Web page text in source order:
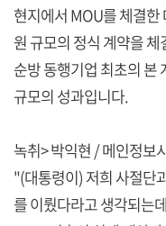
현지에서 MOU를 체결한
원 규모의 정식 계약을 체
순방 동행기업 최초의 본
규모의 성과입니다.
녹취> 박익현 / 메인정보
"(대통령이) 저희 사절단
를 이뤘다라고 생각되는